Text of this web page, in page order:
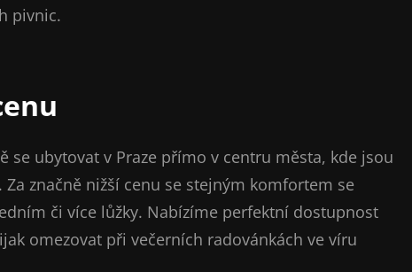
pivnic.
se ubytovat v Praze přímo v centru města, kde jsou
značně nižší cenu se stejným komfortem se
či více lůžky. Nabízíme perfektní dostupnost
omezovat při večerních radovánkách ve víru